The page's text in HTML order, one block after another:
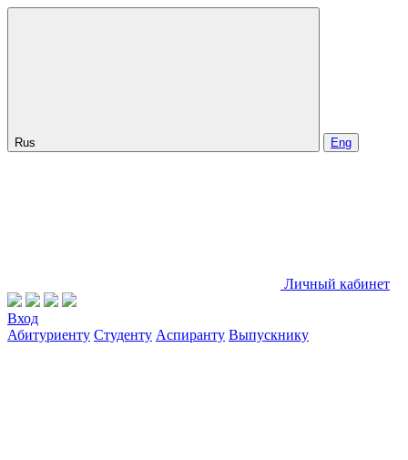
Rus Eng
Личный кабинет
Вход
Абитуриенту Студенту Аспиранту Выпускнику